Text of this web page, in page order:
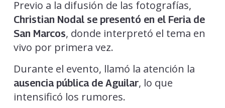
Previo a la difusión de las fotografías,
Christian Nodal se presentó en el Feria de
San Marcos, donde interpretó el tema en
vivo por primera vez.
Durante el evento, llamó la atención la
ausencia pública de Aguilar, lo que
intensificó los rumores.